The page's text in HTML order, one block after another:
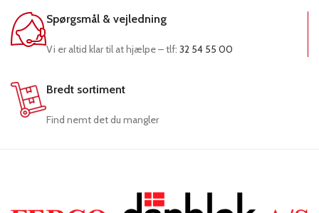
Spørgsmål & vejledning
Vi er altid klar til at hjælpe – tlf: 32 54 55 00
Bredt sortiment
Find nemt det du mangler